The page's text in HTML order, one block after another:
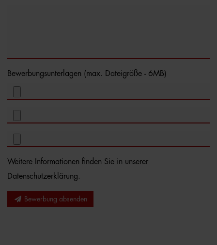
Bewerbungsunterlagen (max. Dateigröße - 6MB)
Weitere Informationen finden Sie in unserer
Datenschutzerklärung.
Bewerbung absenden